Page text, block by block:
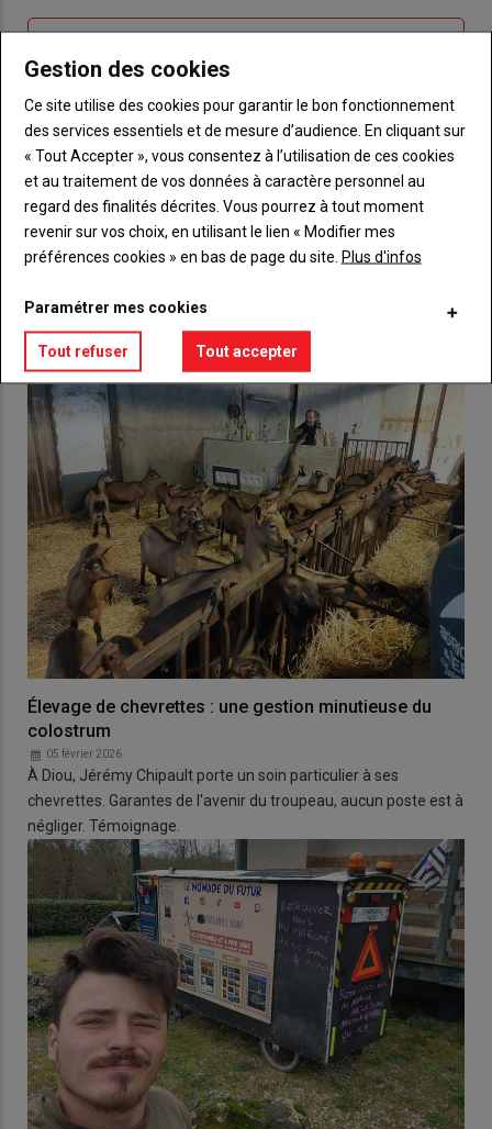
titre
TITRE CRÉEZ UN COMPTE
BodyChoisissez votre formule et créez votre
compte pour accéder à tout {nom-site}.
Lien Créez un compte
Élevage de chevrettes : une gestion minutieuse du
colostrum
05 février 2026
À Diou, Jérémy Chipault porte un soin particulier à ses
chevrettes. Garantes de l'avenir du troupeau, aucun poste est à
négliger. Témoignage.
Gestion des cookies
Ce site utilise des cookies pour garantir le bon fonctionnement
des services essentiels et de mesure d’audience. En cliquant sur
« Tout Accepter », vous consentez à l’utilisation de ces cookies
et au traitement de vos données à caractère personnel au
regard des finalités décrites. Vous pourrez à tout moment
revenir sur vos choix, en utilisant le lien « Modifier mes
préférences cookies » en bas de page du site. Plus d'infos
Paramétrer mes cookies
Tout refuser Tout accepter